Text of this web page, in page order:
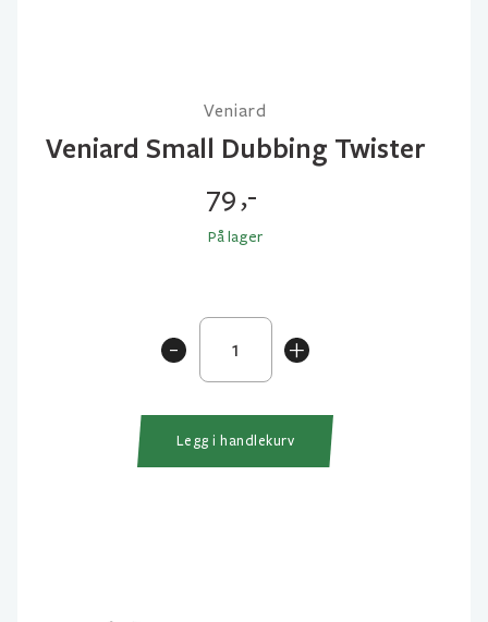
Veniard
Veniard Small Dubbing Twister
79,-
På lager
+
Veniard
Small
Dubbing
antall
-
Legg i handlekurv